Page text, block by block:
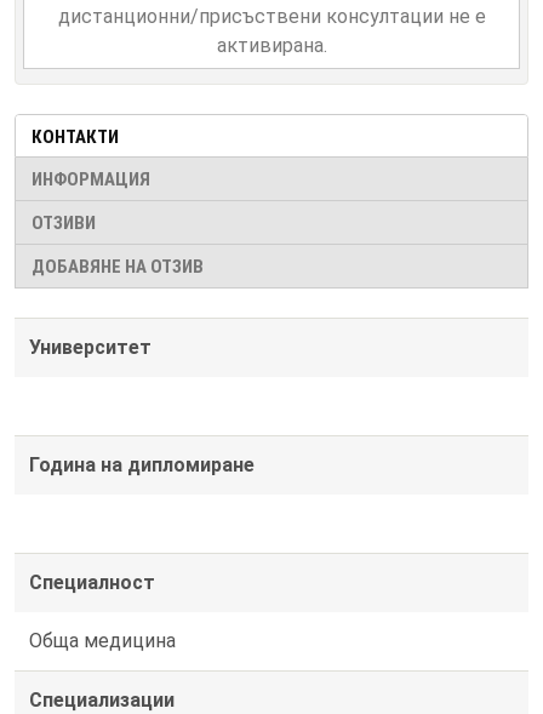
дистанционни/присъствени консултации не е
активирана.
КОНТАКТИ
ИНФОРМАЦИЯ
ОТЗИВИ
ДОБАВЯНЕ НА ОТЗИВ
Университет
Година на дипломиране
Специалност
Обща медицина
Специализации